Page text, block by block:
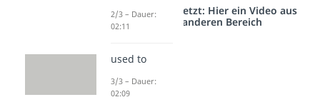
Studyflix vernetzt: Hier ein Video aus
einem anderen Bereich
2/3 – Dauer:
02:11
used to
3/3 – Dauer:
02:09